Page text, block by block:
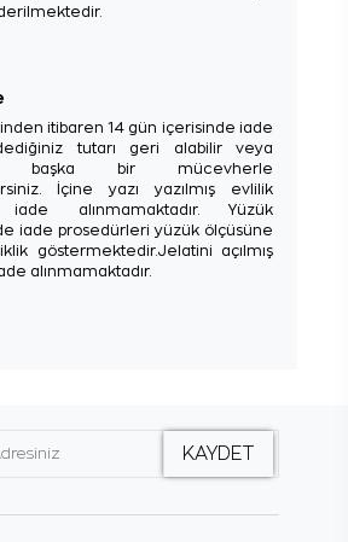
itibaren 14 gün içerisinde iade
tutarı geri alabilir veya
başka bir mücevherle
İçine yazı yazılmış evlilik
iade alınmamaktadır. Yüzük
iade prosedürleri yüzük ölçüsüne
göstermektedir.Jelatini açılmış
alınmamaktadır.